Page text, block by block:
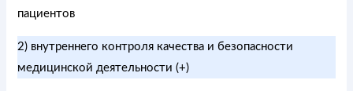
пациентов
2) внутреннего контроля качества и безопасности
медицинской деятельности (+)